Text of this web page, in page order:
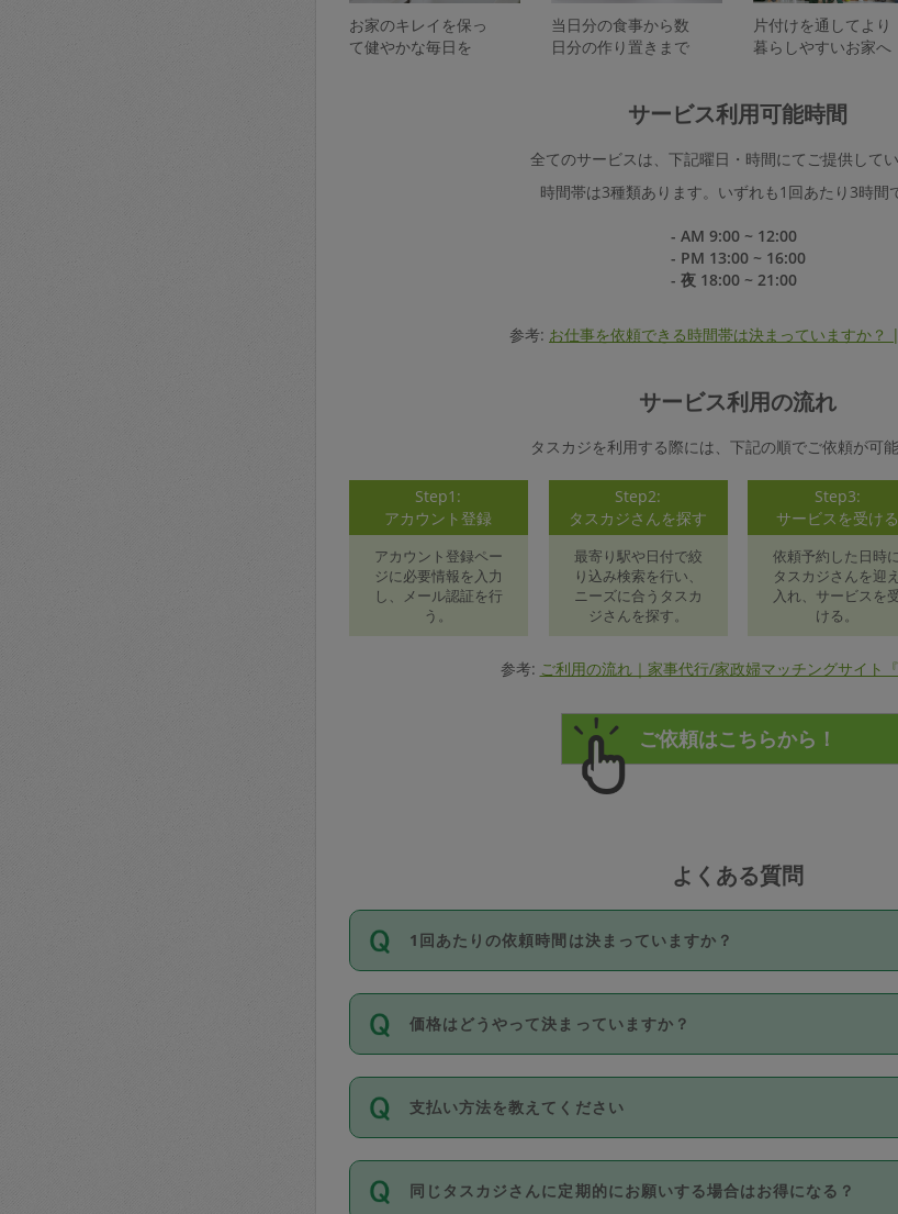
お家のキレイを保っ
て健やかな毎日を
当日分の食事から数
日分の作り置きまで
片付けを通してより
暮らしやすいお家へ
サービス利用可能時間
全てのサービスは、下記曜日・時間にてご提供してい
時間帯は3種類あります。いずれも1回あたり3時間
- AM 9:00 ~ 12:00
- PM 13:00 ~ 16:00
- 夜 18:00 ~ 21:00
参考: お仕事を依頼できる時間帯は決まっていますか？
サービス利用の流れ
タスカジを利用する際には、下記の順でご依頼が可能
Step1:
アカウント登録
アカウント登録ペー
ジに必要情報を入力
し、メール認証を行
う。
Step2:
タスカジさんを探す
最寄り駅や日付で絞
り込み検索を行い、
ニーズに合うタスカ
ジさんを探す。
Step3:
サービスを受ける
依頼予約した日時
タスカジさんを迎え
入れ、サービスを
ける。
参考: ご利用の流れ｜家事代行/家政婦マッチングサイト『
よくある質問
1回あたりの依頼時間は決まっていますか？
依頼1回につき3時間固定です。3時間を超えて依頼したい場合は
い。機能をご利用いただくには、タスカジさんに事前に相談し、
が必要です。なお、3時間を下回っても、値引き等はございませ
価格はどうやって決まっていますか？
11種類の価格帯の中からタスカジさん自身が価格を選んで設定し
タスカジさんの価格設定には最初は制限があり、レビュー件数、
除々に設定可能な最高額が上がっていく仕組みになっています。
支払い方法を教えてください
お支払方法はクレジットカード（Visa／Master／JCB／
Club）のみとなります。
同じタスカジさんに定期的にお願いする場合はお得になる？